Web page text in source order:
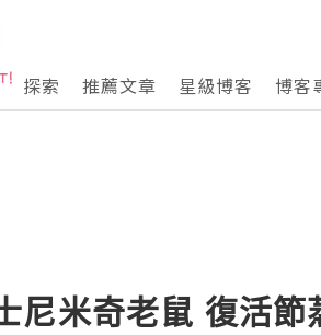
探索 推薦文章 星級博客 博客
尼米奇老鼠 復活節